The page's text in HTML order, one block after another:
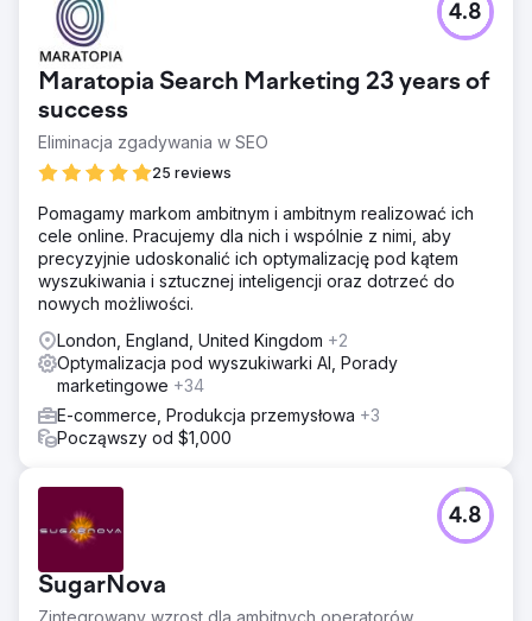
Maratopia Search Marketing 23 years of
success
Eliminacja zgadywania w SEO
25 reviews
4.8
Pomagamy markom ambitnym i ambitnym realizować ich
cele online. Pracujemy dla nich i wspólnie z nimi, aby
precyzyjnie udoskonalić ich optymalizację pod kątem
wyszukiwania i sztucznej inteligencji oraz dotrzeć do
nowych możliwości.
London, England, United Kingdom +2
Optymalizacja pod wyszukiwarki AI, Porady
marketingowe +34
E-commerce, Produkcja przemysłowa +3
Począwszy od $1,000
SugarNova
Zintegrowany wzrost dla ambitnych operatorów.
4.8